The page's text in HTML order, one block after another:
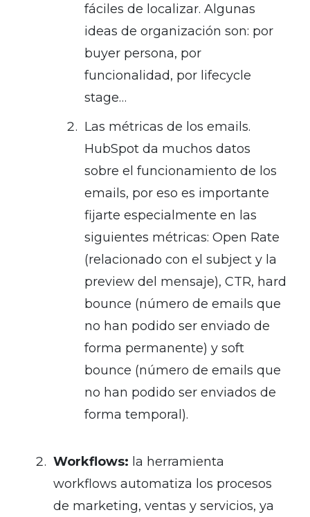
fáciles de localizar. Algunas
ideas de organización son: por
buyer persona, por
funcionalidad, por lifecycle
stage…
Las métricas de los emails.
HubSpot da muchos datos
sobre el funcionamiento de los
emails, por eso es importante
fijarte especialmente en las
siguientes métricas: Open Rate
(relacionado con el subject y la
preview del mensaje), CTR, hard
bounce (número de emails que
no han podido ser enviado de
forma permanente) y soft
bounce (número de emails que
no han podido ser enviados de
forma temporal).
Workflows: la herramienta
workflows automatiza los procesos
de marketing, ventas y servicios, ya